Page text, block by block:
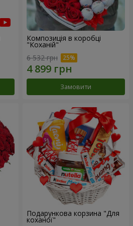
Композиція в коробці
"Коханій"
6 532 грн
Замовити
Подарункова корзина "Для
коханої"